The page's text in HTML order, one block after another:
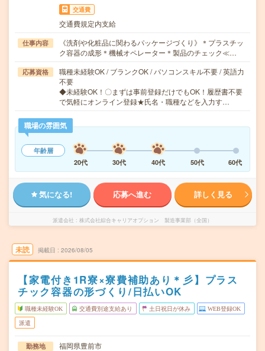
交通費
交通費規定内支給
仕事内容
《洗剤や化粧品に関わるパッケージづくり》＊プラスチッ
ク容器の成形＊機械オペレーター＊製品のチェック≪…
応募資格
職種未経験OK / ブランクOK / パソコンスキル不要 / 英語力
不要
◆未経験OK！〇まずは事前登録だけでもOK！履歴書不要
で気軽にオンライン登録★氏名・職種などを入力す…
職場の雰囲気
年齢層
20代
30代 40代 50代 60代
気になる! 応募へ進む 詳しく見る
派遣会社 株式会社綜合キャリアオプション 製造事業部（全国）
未読 掲載日 2026/08/05
【家電付き1R寮×寮費補助あり＊彡】プラス
チック容器の形づくり/日払いOK
職種未経験OK 交通費別途支給あり 土日祝日が休み WEB登録OK
派遣
勤務地
福岡県豊前市